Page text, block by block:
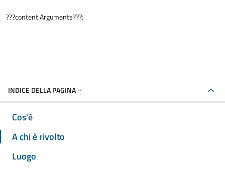
???content.Arguments???:
INDICE DELLA PAGINA
Cos'è
A chi è rivolto
Luogo